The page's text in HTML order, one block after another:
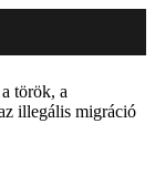
török, a
illegális migráció